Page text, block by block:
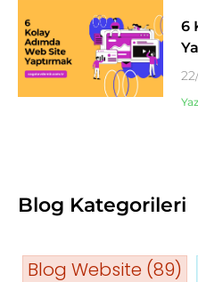
6
Blog Kategorileri
Blog Website (89)